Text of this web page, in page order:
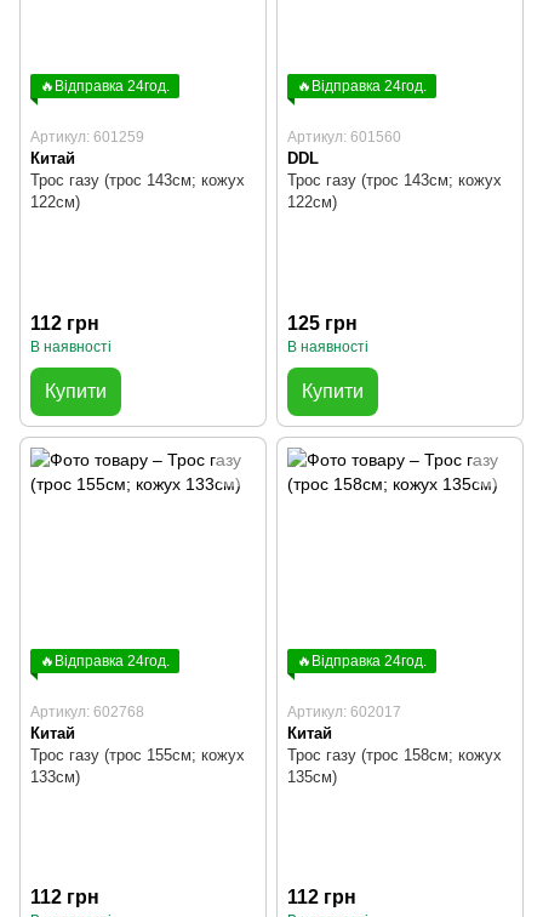
🔥Відправка 24год.
Артикул: 601259
Китай
Трос газу (трос 143см; кожух
122см)
112 грн
В наявності
Купити
🔥Відправка 24год.
Артикул: 601560
DDL
Трос газу (трос 143см; кожух
122см)
125 грн
В наявності
Купити
🔥Відправка 24год.
Артикул: 602768
Китай
Трос газу (трос 155см; кожух
133см)
112 грн
🔥Відправка 24год.
Артикул: 602017
Китай
Трос газу (трос 158см; кожух
135см)
112 грн